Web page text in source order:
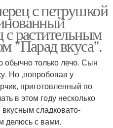
с петрушкой
с растительным
"Парад вкуса".
обычно только лечо. Сын
Но ,попробовав у
приготовленный по
в этом году несколько
сладковато-
делюсь с вами.